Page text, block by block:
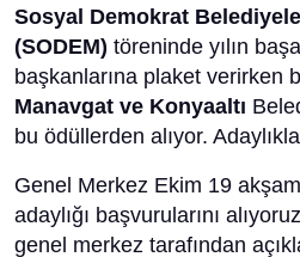
Sosyal Demokrat
(SODEM) töreninde yılın
başkanlarına plaket verirken
Manavgat ve Konyaaltı
bu ödüllerden alıyor.
Genel Merkez Ekim 19
adaylığı başvurularını
genel merkez tarafından